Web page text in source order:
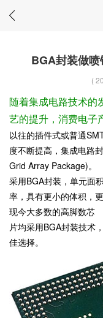
BGA封装做
(
随着集成电路技术的
艺的提升，消费电子
以往的插件式或普通
度不断提高，集成电路
Grid Array Package)。
采用BGA封装，单元面
率，具有更小的体积，
现今大多数的高脚数芯
片均采用BGA封装技术
佳选择。